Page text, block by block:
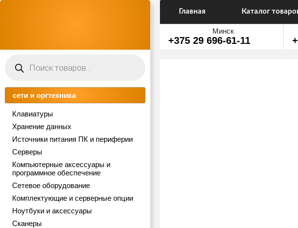
товаров
сети и оргтехника
Клавиатуры
Хранение данных
Источники питания ПК и периферии
Серверы
Компьютерные аксессуары и
программное обеспечение
Сетевое оборудование
Комплектующие и серверные опции
Ноутбуки и аксессуары
Сканеры
Главная Каталог
Минск
+375 29 696-61-11